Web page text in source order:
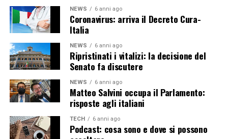
NEWS 6 anni ago
Coronavirus: arriva il Decreto Cura-
Italia
NEWS 6 anni ago
Ripristinati i vitalizi: la decisione del
Senato fa discutere
NEWS 6 anni ago
Matteo Salvini occupa il Parlamento:
risposte agli italiani
TECH 6 anni ago
Podcast: cosa sono e dove si possono